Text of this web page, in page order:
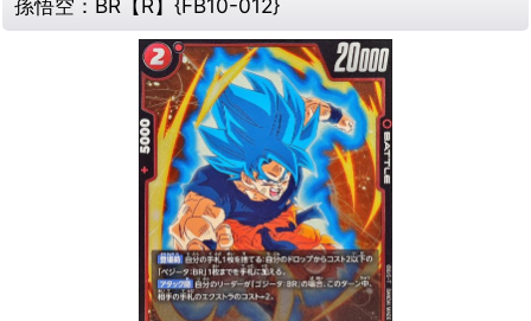
孫悟空：BR【R】{FB10-012}